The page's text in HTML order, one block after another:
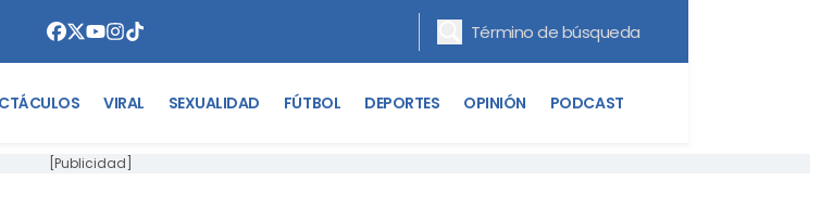
VIRAL SEXUALIDAD FÚTBOL DEPORTES OPINIÓN PODCAST
[Publicidad]